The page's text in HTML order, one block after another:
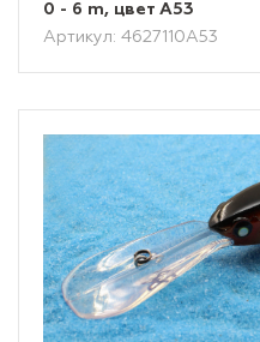
0 - 6 m, цвет A53
Артикул: 4627110A53